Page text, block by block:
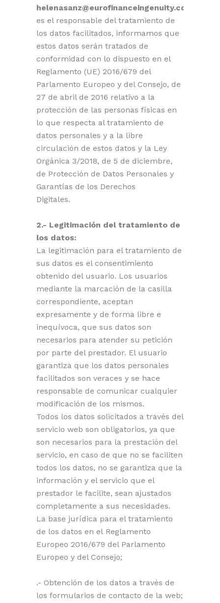
helenasanz@eurofinanceingenuity.com
es el responsable del tratamiento de
los datos facilitados, informamos que
estos datos serán tratados de
conformidad con lo dispuesto en el
Reglamento (UE) 2016/679 del
Parlamento Europeo y del Consejo, de
27 de abril de 2016 relativo a la
protección de las personas físicas en
lo que respecta al tratamiento de
datos personales y a la libre
circulación de estos datos y la Ley
Orgánica 3/2018, de 5 de diciembre,
de Protección de Datos Personales y
Garantías de los Derechos
Digitales.
2.- Legitimación del tratamiento de
los datos:
La legitimación para el tratamiento de
sus datos es el consentimiento
obtenido del usuario. Los usuarios
mediante la marcación de la casilla
correspondiente, aceptan
expresamente y de forma libre e
inequívoca, que sus datos son
necesarios para atender su petición
por parte del prestador. El usuario
garantiza que los datos personales
facilitados son veraces y se hace
responsable de comunicar cualquier
modificación de los mismos.
Todos los datos solicitados a través del
servicio web son obligatorios, ya que
son necesarios para la prestación del
servicio, en caso de que no se faciliten
todos los datos, no se garantiza que la
información y el servicio que el
prestador le facilite, sean ajustados
completamente a sus necesidades.
La base jurídica para el tratamiento
de los datos en el Reglamento
Europeo 2016/679 del Parlamento
Europeo y del Consejo;
.- Obtención de los datos a través de
los formularios de contacto de la web;